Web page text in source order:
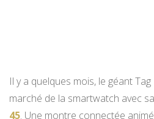
Il y a quelques mois, le géant
marché de la smartwatch avec sa
45. Une montre connectée